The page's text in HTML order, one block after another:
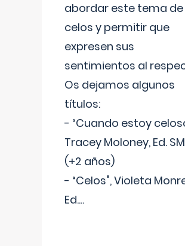
abordar este tema de
celos y permitir que
expresen sus
sentimientos al
Os dejamos algunos
títulos:
- “Cuando estoy
Tracey Moloney, Ed. SM
(+2 años)
- “Celos", Violeta
Ed....